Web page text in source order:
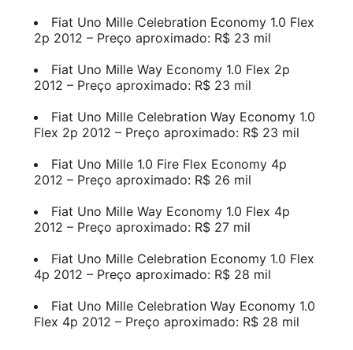
Fiat Uno Mille Celebration Economy 1.0 Flex
2p 2012 – Preço aproximado: R$ 23 mil
Fiat Uno Mille Way Economy 1.0 Flex 2p
2012 – Preço aproximado: R$ 23 mil
Fiat Uno Mille Celebration Way Economy 1.0
Flex 2p 2012 – Preço aproximado: R$ 23 mil
Fiat Uno Mille 1.0 Fire Flex Economy 4p
2012 – Preço aproximado: R$ 26 mil
Fiat Uno Mille Way Economy 1.0 Flex 4p
2012 – Preço aproximado: R$ 27 mil
Fiat Uno Mille Celebration Economy 1.0 Flex
4p 2012 – Preço aproximado: R$ 28 mil
Fiat Uno Mille Celebration Way Economy 1.0
Flex 4p 2012 – Preço aproximado: R$ 28 mil